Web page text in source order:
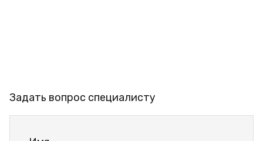
Задать вопрос специалисту